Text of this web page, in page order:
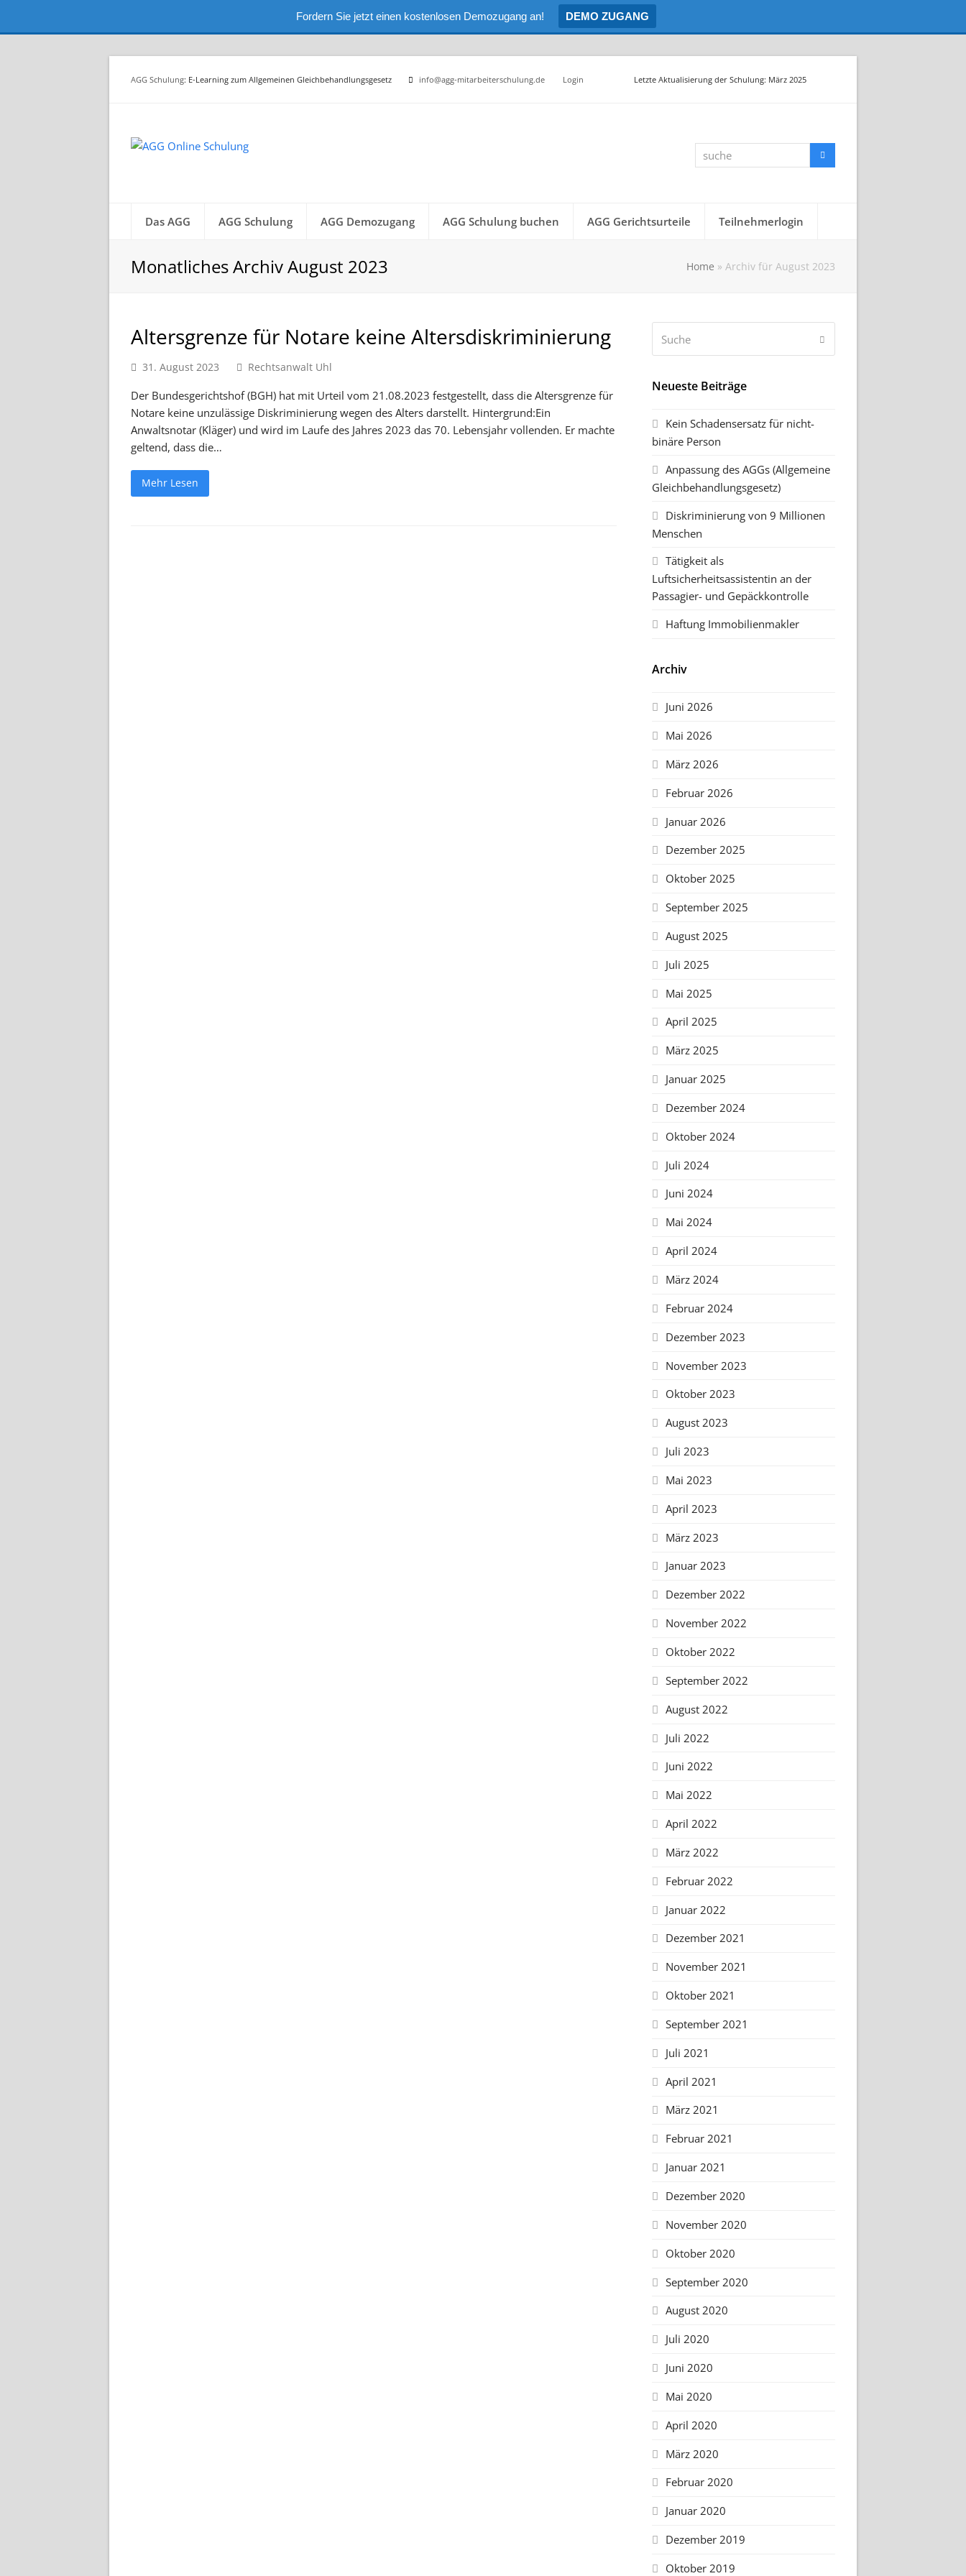
Fordern Sie jetzt einen kostenlosen Demozugang an! DEMO ZUGANG
AGG Schulung: E-Learning zum Allgemeinen Gleichbehandlungsgesetz info@agg-mitarbeiterschulung.de Login Letzte Aktualisierung der Schulung: März 2025
suche
Das AGG AGG Schulung AGG Demozugang AGG Schulung buchen AGG Gerichtsurteile Teilnehmerlogin
Monatliches Archiv August 2023 Home » Archiv für August 2023
Altersgrenze für Notare keine Altersdiskriminierung
31. August 2023 Rechtsanwalt Uhl
Der Bundesgerichtshof (BGH) hat mit Urteil vom 21.08.2023 festgestellt, dass die Altersgrenze für
Notare keine unzulässige Diskriminierung wegen des Alters darstellt. Hintergrund:Ein
Anwaltsnotar (Kläger) und wird im Laufe des Jahres 2023 das 70. Lebensjahr vollenden. Er machte
geltend, dass die…
Mehr Lesen
Neueste Beiträge
Kein Schadensersatz für nicht-
binäre Person
Anpassung des AGGs (Allgemeine
Gleichbehandlungsgesetz)
Diskriminierung von 9 Millionen
Menschen
Tätigkeit als
Luftsicherheitsassistentin an der
Passagier- und Gepäckkontrolle
Haftung Immobilienmakler
Archiv
Juni 2026
Mai 2026
März 2026
Februar 2026
Januar 2026
Dezember 2025
Oktober 2025
September 2025
August 2025
Juli 2025
Mai 2025
April 2025
März 2025
Januar 2025
Dezember 2024
Oktober 2024
Juli 2024
Juni 2024
Mai 2024
April 2024
März 2024
Februar 2024
Dezember 2023
November 2023
Oktober 2023
August 2023
Juli 2023
Mai 2023
April 2023
März 2023
Januar 2023
Dezember 2022
November 2022
Oktober 2022
September 2022
August 2022
Juli 2022
Juni 2022
Mai 2022
April 2022
März 2022
Februar 2022
Januar 2022
Dezember 2021
November 2021
Oktober 2021
September 2021
Juli 2021
April 2021
März 2021
Februar 2021
Januar 2021
Dezember 2020
November 2020
Oktober 2020
September 2020
August 2020
Juli 2020
Juni 2020
Mai 2020
April 2020
März 2020
Februar 2020
Januar 2020
Dezember 2019
Oktober 2019